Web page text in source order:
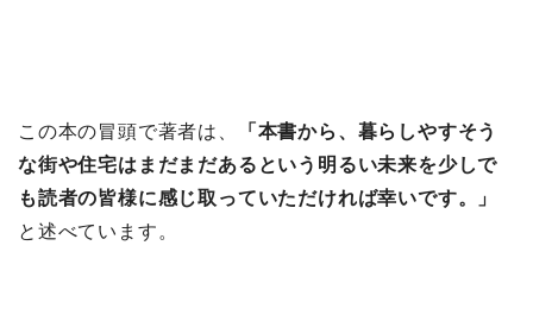
この本の冒頭で著者は、
「本書から、暮らしやすそう
な街や住宅はまだまだあるという明るい未来を少しで
も読者の皆様に感じ取っていただければ幸いです。」
と述べています。